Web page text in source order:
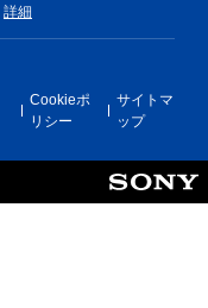
詳細
Cookieポ
リシー
サイトマ
ップ